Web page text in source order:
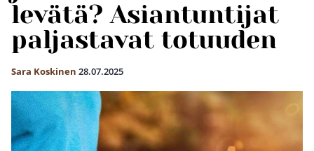
levätä? Asiantuntijat
paljastavat totuuden
Sara Koskinen 28.07.2025